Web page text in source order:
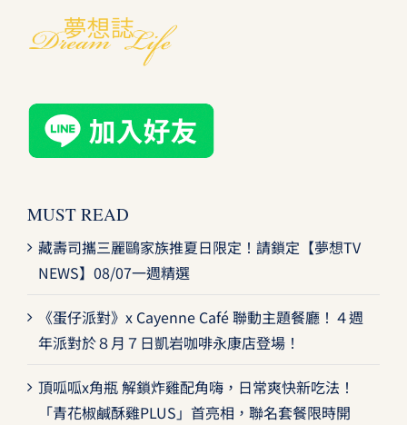
MUST READ
藏壽司攜三麗鷗家族推夏日限定！請鎖定【夢想TV
NEWS】08/07一週精選
《蛋仔派對》x Cayenne Café 聯動主題餐廳！４週
年派對於８月７日凱岩咖啡永康店登場！
頂呱呱x角瓶 解鎖炸雞配角嗨，日常爽快新吃法！
「青花椒鹹酥雞PLUS」首亮相，聯名套餐限時開